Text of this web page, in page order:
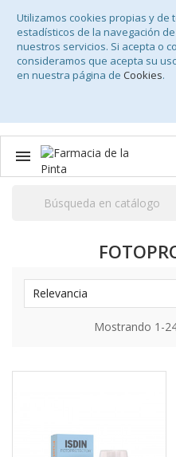
Utilizamos cookies propias y
estadísticos de la navegación
nuestros servicios. Si acepta o
consideramos que acepta su
en nuestra página de Cookies.

Relevancia
Mostrando 1-